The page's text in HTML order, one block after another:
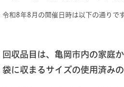
令和8年8月の開催日時は以下の通りです
回収品目は、亀岡市内の家庭
袋に収まるサイズの使用済みの